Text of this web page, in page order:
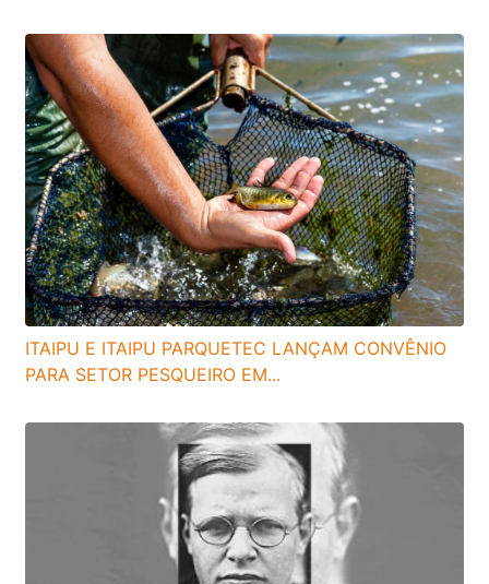
ITAIPU E ITAIPU PARQUETEC LANÇAM CONVÊNIO
PARA SETOR PESQUEIRO EM...